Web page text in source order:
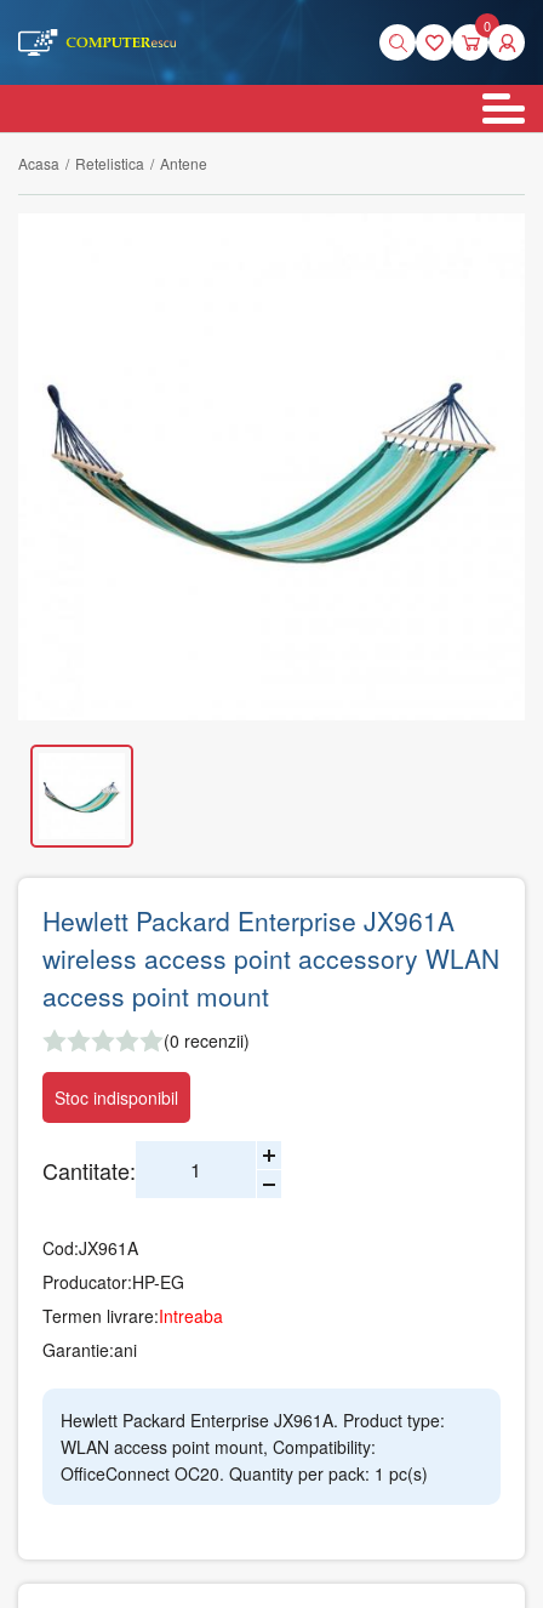
0
Acasa / Retelistica / Antene
Hewlett Packard Enterprise JX961A
wireless access point accessory WLAN
access point mount
(0 recenzii)
Stoc indisponibil
Cantitate:
Cod:JX961A
Producator:HP-EG
Termen livrare:Intreaba
Garantie:ani
Hewlett Packard Enterprise JX961A. Product type:
WLAN access point mount, Compatibility:
OfficeConnect OC20. Quantity per pack: 1 pc(s)